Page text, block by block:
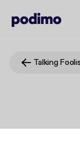
Talking